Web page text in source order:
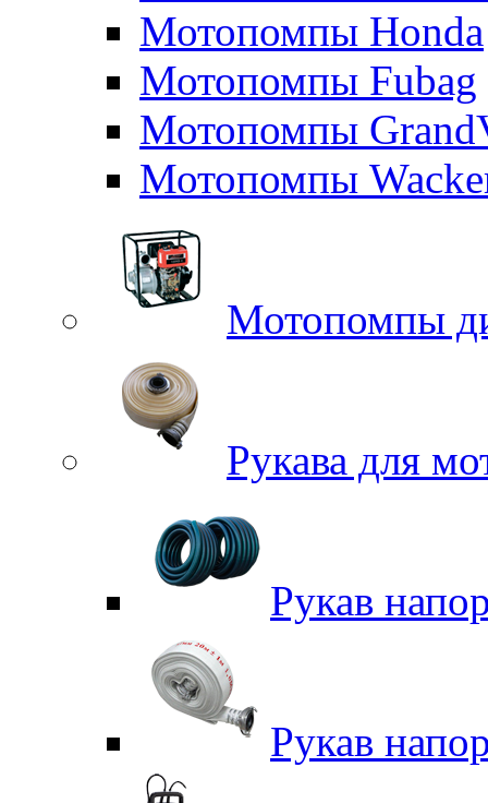
Мотопомпы Honda
Мотопомпы Fubag
Мотопомпы
Мотопомпы
Мотопомпы
Рукава для
Рукав
Рукав